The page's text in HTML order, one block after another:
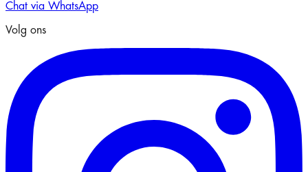
Chat via WhatsApp
Volg ons